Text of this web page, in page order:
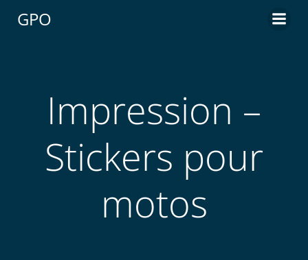
GPO
Impression –
Stickers pour
motos